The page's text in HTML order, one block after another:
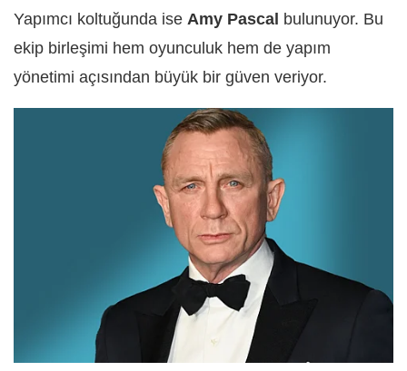
Yapımcı koltuğunda ise Amy Pascal bulunuyor. Bu
ekip birleşimi hem oyunculuk hem de yapım
yönetimi açısından büyük bir güven veriyor.